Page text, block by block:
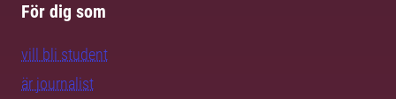
För dig som
vill bli student
är journalist